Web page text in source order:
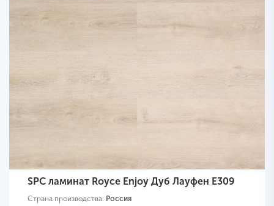
SPC ламинат Royce Enjoy Дуб Лауфен Е309
Страна производства: Россия